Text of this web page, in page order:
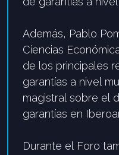
Además, Pablo
Ciencias
de los principales
garantías a nivel
magistral sobre el
garantías en
Durante el Foro